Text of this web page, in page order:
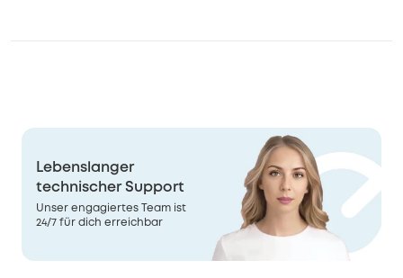
Lebenslanger
technischer Support
Unser engagiertes Team ist
24/7 für dich erreichbar